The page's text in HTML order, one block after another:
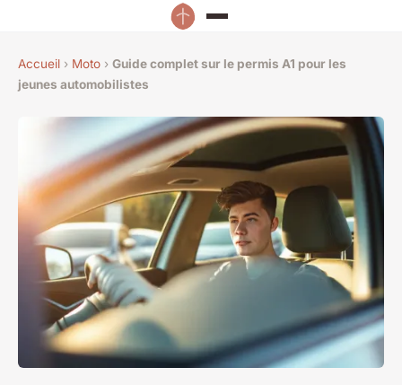
Accueil › Moto › Guide complet sur le permis A1 pour les
jeunes automobilistes